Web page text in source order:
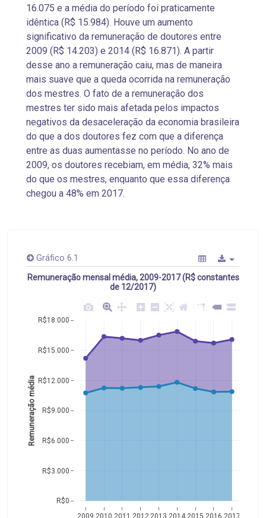
16.075 e a média do período foi praticamente
idêntica (R$ 15.984). Houve um aumento
significativo da remuneração de doutores entre
2009 (R$ 14.203) e 2014 (R$ 16.871). A partir
desse ano a remuneração caiu, mas de maneira
mais suave que a queda ocorrida na remuneração
dos mestres. O fato de a remuneração dos
mestres ter sido mais afetada pelos impactos
negativos da desaceleração da economia brasileira
do que a dos doutores fez com que a diferença
entre as duas aumentasse no período. No ano de
2009, os doutores recebiam, em média, 32% mais
do que os mestres, enquanto que essa diferença
chegou a 48% em 2017.
Gráfico 6.1
Remuneração mensal média, 2009-2017 (R$ constantes
de 12/2017)
R$0
R$3.000
R$6.000
R$9.000
R$12.000
R$15.000
R$18.000
Remuneração média